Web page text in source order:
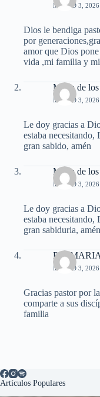
MARZO 3,
Dios le bendiga
por
amor que Dios
vida ,mi familia y
Maria de
MARZO 3,
Le doy gracias a
estaba
gran sabido, amén
Maria de
MARZO 3,
Le doy gracias a
estaba
gran sabiduria, amén
Pra.
MARZO 3,
Gracias pastor por
comparte a sus
familia
Artículos Populares